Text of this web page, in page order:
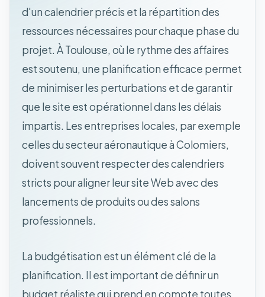
d'un calendrier précis et la répartition des
ressources nécessaires pour chaque phase du
projet. À Toulouse, où le rythme des affaires
est soutenu, une planification efficace permet
de minimiser les perturbations et de garantir
que le site est opérationnel dans les délais
impartis. Les entreprises locales, par exemple
celles du secteur aéronautique à Colomiers,
doivent souvent respecter des calendriers
stricts pour aligner leur site Web avec des
lancements de produits ou des salons
professionnels.
La budgétisation est un élément clé de la
planification. Il est important de définir un
budget réaliste qui prend en compte toutes